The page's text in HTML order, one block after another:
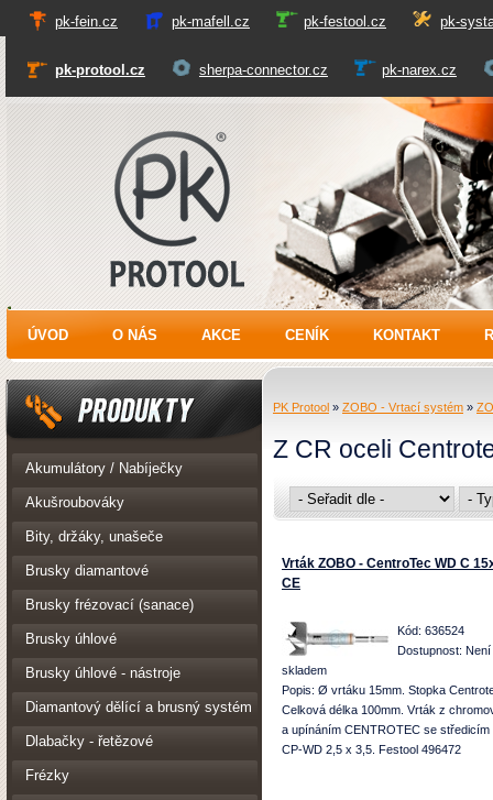
pk-fein.cz pk-mafell.cz pk-festool.cz pk-
pk-protool.cz sherpa-connector.cz pk-narex.cz
PK Protool
ÚVOD O NÁS AKCE CENÍK KONTAKT
Produkty
Akumulátory / Nabíječky
Akušroubováky
Bity, držáky, unašeče
Brusky diamantové
Brusky frézovací (sanace)
Brusky úhlové
Brusky úhlové - nástroje
Diamantový dělící a brusný systém
Dlabačky - řetězové
Frézky
PK Protool » ZOBO - Vrtací systém »
Z CR oceli
Vrták ZOBO - CentroTec WD C
CE
Kód: 636524
Dostupnost: Není
skladem
Popis: Ø vrtáku 15mm. Stopka
Celková délka 100mm. Vrták z
a upínáním CENTROTEC se středicím
CP-WD 2,5 x 3,5. Festool 496472